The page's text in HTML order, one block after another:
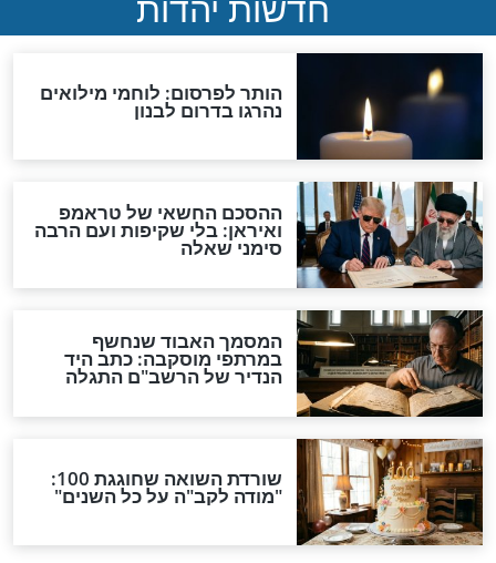
מה מברכים על
של ראש
ראש השנה
הלכה יומית: אלו הדינים
החשובים שכדאי לדעת לפני
השנה - תקיעת
ראש השנה
בראש השנה הזה זוכים לכל